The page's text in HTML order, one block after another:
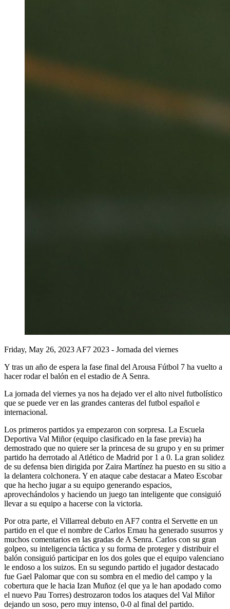
Friday, May 26, 2023 AF7 2023 - Jornada del viernes
Y tras un año de espera la fase final del Arousa Fútbol 7 ha vuelto a
hacer rodar el balón en el estadio de A Senra.
La jornada del viernes ya nos ha dejado ver el alto nivel futbolístico
que se puede ver en las grandes canteras del futbol español e
internacional.
Los primeros partidos ya empezaron con sorpresa. La Escuela
Deportiva Val Miñor (equipo clasificado en la fase previa) ha
demostrado que no quiere ser la princesa de su grupo y en su primer
partido ha derrotado al Atlético de Madrid por 1 a 0. La gran solidez
de su defensa bien dirigida por Zaira Martínez ha puesto en su sitio a
la delantera colchonera. Y en ataque cabe destacar a Mateo Escobar
que ha hecho jugar a su equipo generando espacios,
aprovechándolos y haciendo un juego tan inteligente que consiguió
llevar a su equipo a hacerse con la victoria.
Por otra parte, el Villarreal debuto en AF7 contra el Servette en un
partido en el que el nombre de Carlos Ernau ha generado susurros y
muchos comentarios en las gradas de A Senra. Carlos con su gran
golpeo, su inteligencia táctica y su forma de proteger y distribuir el
balón consiguió participar en los dos goles que el equipo valenciano
le endoso a los suizos. En su segundo partido el jugador destacado
fue Gael Palomar que con su sombra en el medio del campo y la
cobertura que le hacia Izan Muñoz (el que ya le han apodado como
el nuevo Pau Torres) destrozaron todos los ataques del Val Miñor
dejando un soso, pero muy intenso, 0-0 al final del partido.